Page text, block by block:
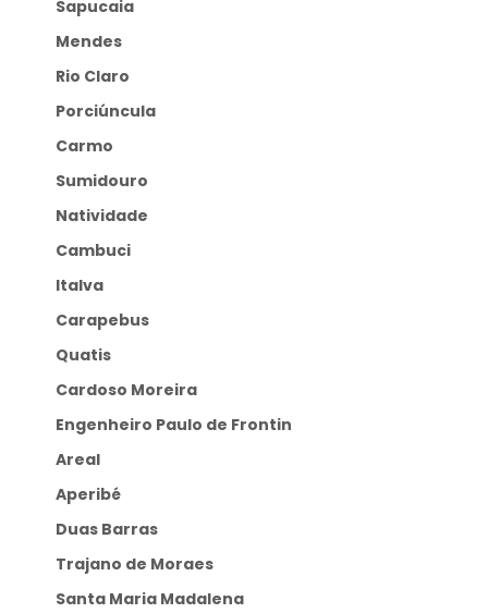
Sapucaia
Mendes
Rio Claro
Porciúncula
Carmo
Sumidouro
Natividade
Cambuci
Italva
Carapebus
Quatis
Cardoso Moreira
Engenheiro Paulo de Frontin
Areal
Aperibé
Duas Barras
Trajano de Moraes
Santa Maria Madalena